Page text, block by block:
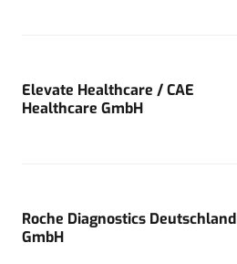
Elevate Healthcare / CAE
Healthcare GmbH
Roche Diagnostics Deutschland
GmbH